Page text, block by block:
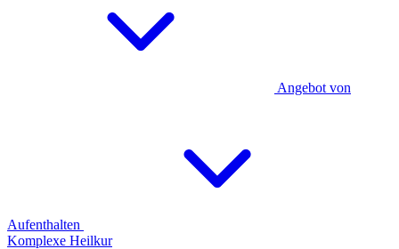
Angebot von
Aufenthalten
Komplexe Heilkur